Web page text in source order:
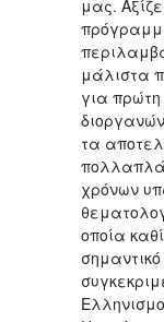
μας.
μάλιστα
για
τα
πολλαπλά
χρόνων
οποία